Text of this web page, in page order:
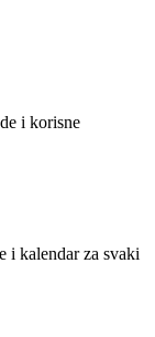
i korisne
i kalendar za svaki